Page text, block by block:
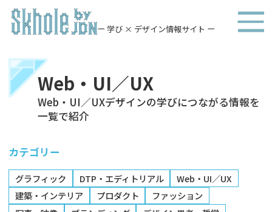
ー 学び × デザイン情報サイト ー
Web・UI／UX
Web・UI／UXデザインの学びにつながる情報を
一覧で紹介
カテゴリー
グラフィック DTP・エディトリアル
Web・UI／UX
建築・インテリア
プロダクト
ファッション